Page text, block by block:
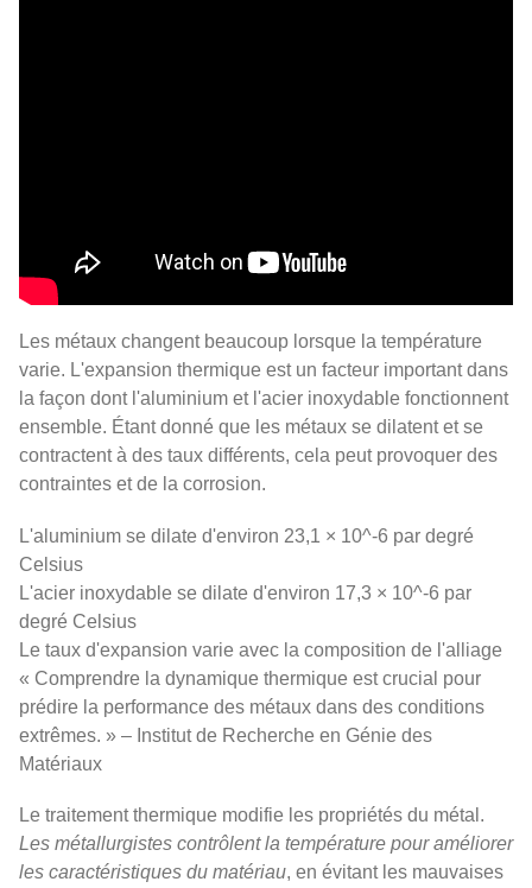
Les métaux changent beaucoup lorsque la température
varie. L'expansion thermique est un facteur important dans
la façon dont l'aluminium et l'acier inoxydable fonctionnent
ensemble. Étant donné que les métaux se dilatent et se
contractent à des taux différents, cela peut provoquer des
contraintes et de la corrosion.
L'aluminium se dilate d'environ 23,1 × 10^-6 par degré
Celsius
L'acier inoxydable se dilate d'environ 17,3 × 10^-6 par
degré Celsius
Le taux d'expansion varie avec la composition de l'alliage
« Comprendre la dynamique thermique est crucial pour
prédire la performance des métaux dans des conditions
extrêmes. » – Institut de Recherche en Génie des
Matériaux
Le traitement thermique modifie les propriétés du métal.
Les métallurgistes contrôlent la température pour améliorer
les caractéristiques du matériau, en évitant les mauvaises